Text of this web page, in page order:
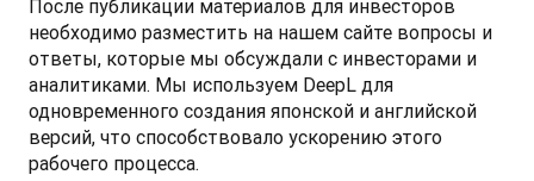
После публикации материалов для инвесторов
необходимо разместить на нашем сайте вопросы и
ответы, которые мы обсуждали с инвесторами и
аналитиками. Мы используем DeepL для
одновременного создания японской и английской
версий, что способствовало ускорению этого
рабочего процесса.